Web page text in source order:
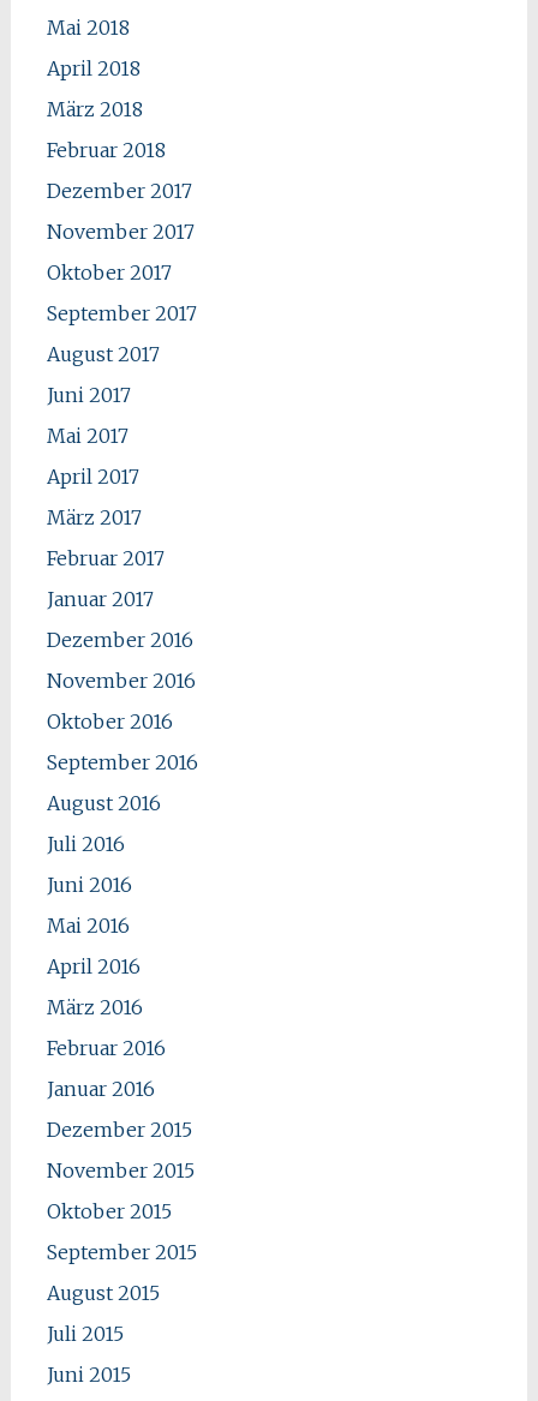
Mai 2018
April 2018
März 2018
Februar 2018
Dezember 2017
November 2017
Oktober 2017
September 2017
August 2017
Juni 2017
Mai 2017
April 2017
März 2017
Februar 2017
Januar 2017
Dezember 2016
November 2016
Oktober 2016
September 2016
August 2016
Juli 2016
Juni 2016
Mai 2016
April 2016
März 2016
Februar 2016
Januar 2016
Dezember 2015
November 2015
Oktober 2015
September 2015
August 2015
Juli 2015
Juni 2015